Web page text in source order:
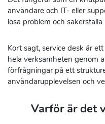
användare och IT- eller
lösa problem och
Kort sagt, service desk är
hela verksamheten genom
förfrågningar på ett
användarupplevelsen och
Varför är det